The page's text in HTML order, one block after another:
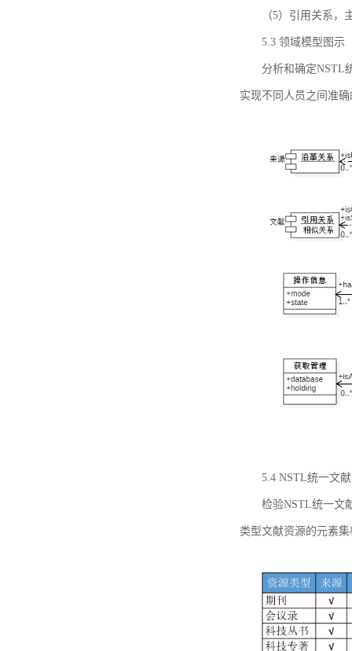
（5）引用关系，
5.3 领域模型图示
分析和确定NSTL
实现不同人员之间准
5.4 NSTL统一文
检验NSTL统一文
类型文献资源的元素